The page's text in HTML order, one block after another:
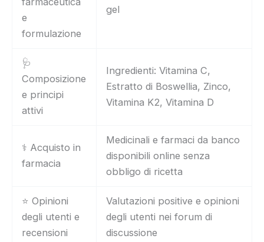
e
formulazione
gel
🩺
Composizione
e principi
attivi
Ingredienti: Vitamina C,
Estratto di Boswellia, Zinco,
Vitamina K2, Vitamina D
⚕️ Acquisto in
farmacia
Medicinali e farmaci da banco
disponibili online senza
obbligo di ricetta
⭐ Opinioni
degli utenti e
recensioni
Valutazioni positive e opinioni
degli utenti nei forum di
discussione